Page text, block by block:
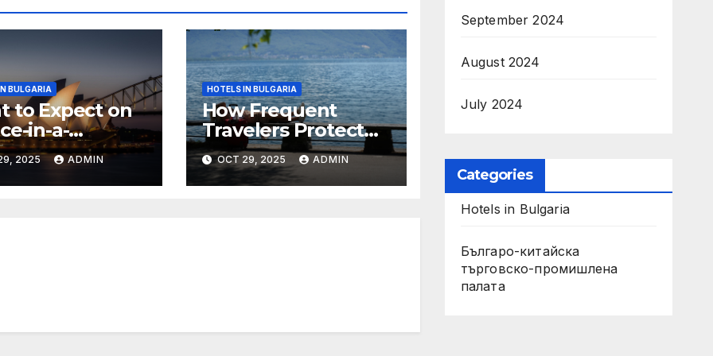
BULGARIA
to Expect on
in-a-
Luxury
Australia
2025 ADMIN
HOTELS IN BULGARIA
How Frequent
Travelers Protect
Their Valuables
While Away
OCT 29, 2025 ADMIN
September 2024
August 2024
July 2024
Categories
Hotels in Bulgaria
Българо-китайска
търговско-промишлена
палата